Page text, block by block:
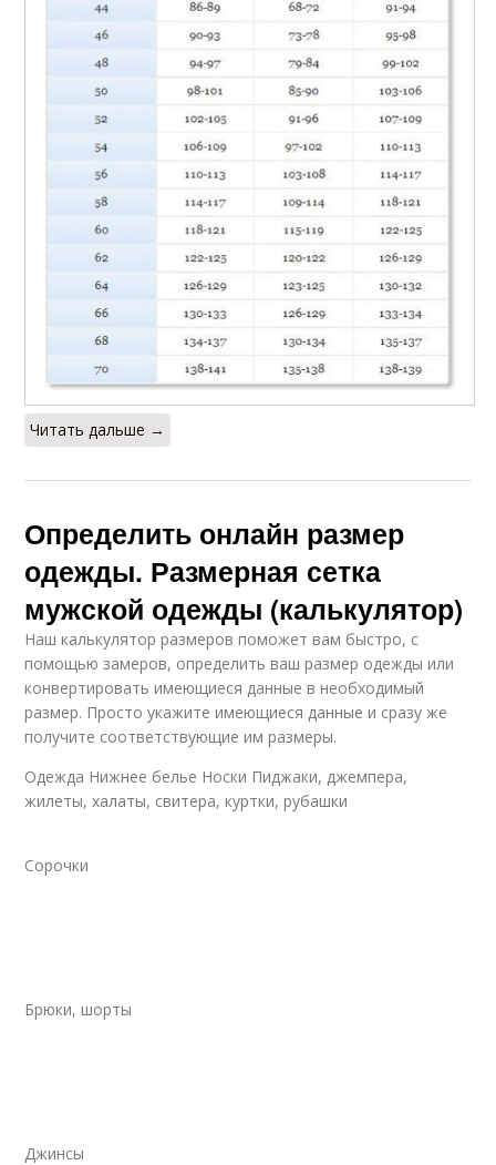
Читать дальше →
Определить онлайн размер
одежды. Размерная сетка
мужской одежды (калькулятор)
Наш калькулятор размеров поможет вам быстро, с
помощью замеров, определить ваш размер одежды или
конвертировать имеющиеся данные в необходимый
размер. Просто укажите имеющиеся данные и сразу же
получите соответствующие им размеры.
Одежда Нижнее белье Носки Пиджаки, джемпера,
жилеты, халаты, свитера, куртки, рубашки
Сорочки
Брюки, шорты
Джинсы